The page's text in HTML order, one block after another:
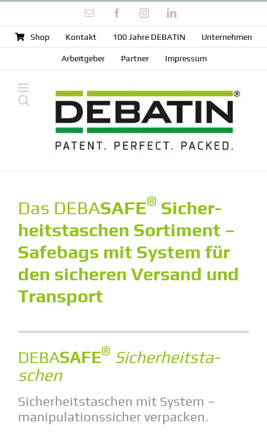
springen
E-
FacebookInstagramLinkedIn
Shop Kontakt 100 Jahre DEBATIN Unter­nehmen
Arbeit­geber Partner Impressum
Das DEBASAFE® Sicher­
heits­ta­schen Sortiment –
Safebags mit System für
den sicheren Versand und
Transport
DEBASAFE® Sicher­heits­ta­
schen
Sicher­heits­ta­schen mit System –
manipu­la­ti­ons­sicher verpacken.